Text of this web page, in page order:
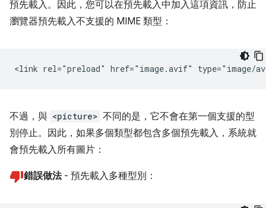
預先載入。因此，您可以在預先載入中加入這項資訊，防止
瀏覽器預先載入不支援的 MIME 類型：
不過，與 <picture> 不同的是，它不會在第一個支援的型
別停止。因此，如果多個類型都包含多個預先載入，系統就
會預先載入所有圖片：
錯誤做法- 預先載入多種型別：